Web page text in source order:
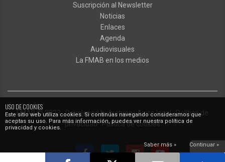
USO DE COOKIES
Este sitio web utiliza cookies. Si continúas navegando consideramos que
aceptas su uso. Para más información, puedes ver nuestra política de
privacidad y cookies.
Saber más » Continuar »
Suscripción al Newsletter
Noticias
Enlaces
Agenda
Audiovisuales
La FMAB en los medios
FMAB© 2023·Developed byIxotype·Aviso legal·Política de
privacidad·Política de cookies